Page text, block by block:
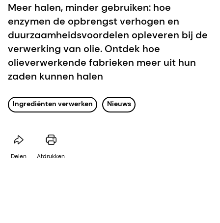
Meer halen, minder gebruiken: hoe
enzymen de opbrengst verhogen en
duurzaamheidsvoordelen opleveren bij de
verwerking van olie. Ontdek hoe
olieverwerkende fabrieken meer uit hun
zaden kunnen halen
Ingrediënten verwerken Nieuws
Delen Afdrukken